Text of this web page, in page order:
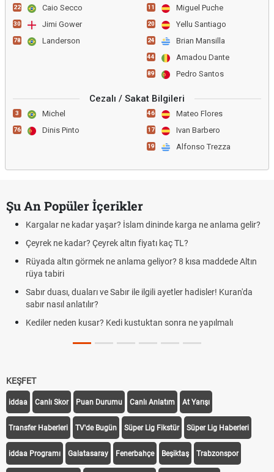
22 Caio Secco
30 Jimi Gower
78 Landerson
11 Miguel Puche
20 Yellu Santiago
24 Brian Mansilla
44 Amadou Dante
89 Pedro Santos
Cezalı / Sakat Bilgileri
3 Michel
76 Dinis Pinto
46 Mateo Flores
17 Ivan Barbero
19 Alfonso Trezza
Şu An Popüler İçerikler
Kargalar ne kadar yaşar? İslam dininde karga ne anlama gelir?
Çeyrek ne kadar? Çeyrek altın fiyatı kaç TL?
Rüyada altın görmek ne anlama geliyor? 8 kısa maddede Altın
rüya tabiri
Sabır duası, duaları ve Sabır ile ilgili ayetler hadisler! Kuran'da
sabır nasıl anlatılır?
Kediler neden kusar? Kedi kustuktan sonra ne yapılmalı
KEŞFET
iddaa Canlı Skor Puan Durumu Canlı Anlatım At Yarışı
Transfer Haberleri TV'de Bugün Süper Lig Fikstür Süper Lig Haberleri
iddaa Programı Galatasaray Fenerbahçe Beşiktaş Trabzonspor